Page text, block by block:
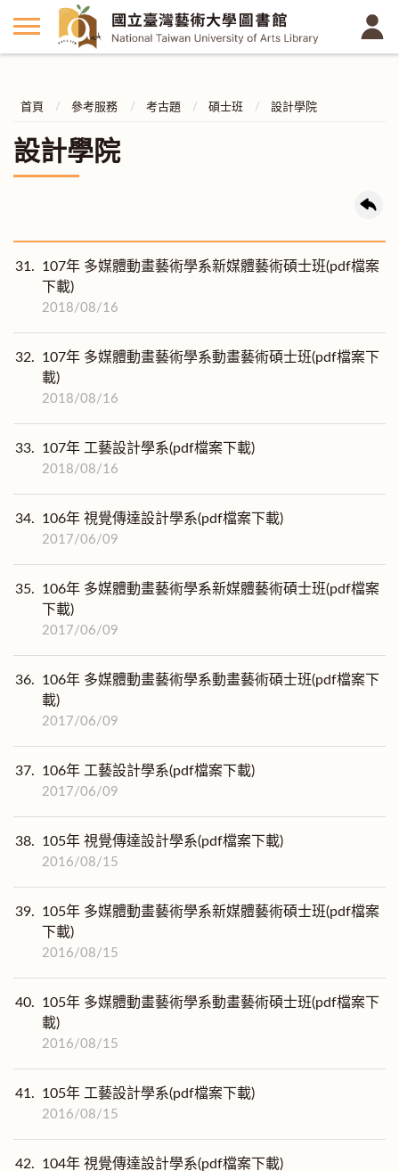
首頁 參考服務 考古題 碩士班 設計學院
設計學院
31.
107年 多媒體動畫藝術學系新媒體藝術碩士班(pdf檔案
下載)
2018/08/16
32.
107年 多媒體動畫藝術學系動畫藝術碩士班(pdf檔案下
載)
2018/08/16
33. 107年 工藝設計學系(pdf檔案下載)
2018/08/16
34. 106年 視覺傳達設計學系(pdf檔案下載)
2017/06/09
35.
106年 多媒體動畫藝術學系新媒體藝術碩士班(pdf檔案
下載)
2017/06/09
36.
106年 多媒體動畫藝術學系動畫藝術碩士班(pdf檔案下
載)
2017/06/09
37. 106年 工藝設計學系(pdf檔案下載)
2017/06/09
38. 105年 視覺傳達設計學系(pdf檔案下載)
2016/08/15
39.
105年 多媒體動畫藝術學系新媒體藝術碩士班(pdf檔案
下載)
2016/08/15
40.
105年 多媒體動畫藝術學系動畫藝術碩士班(pdf檔案下
載)
2016/08/15
41. 105年 工藝設計學系(pdf檔案下載)
2016/08/15
42. 104年 視覺傳達設計學系(pdf檔案下載)